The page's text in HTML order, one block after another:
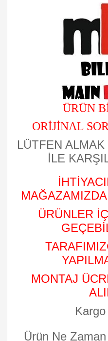
ÜRÜN
ORİJİNAL
LÜTFEN
İLE
ÜRÜNLER
MONTAJ
Ürün Ne